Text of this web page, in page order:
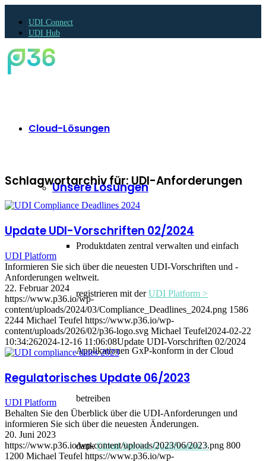
UDI Connect
UDI Hub
Cloud-Lösungen
Unsere Lösungen
Produktdaten zentral verwalten und einfach
registrieren mit derUDI Platform >
Applikationen GxP-konform in der Cloud
betreiben
dankCloud Service Qualification >
Schlagwortarchiv für:UDI-Anforderungen
Update UDI-Vorschriften 02/2024
UDI Platform
Informieren Sie sich über die neuesten UDI-Vorschriften und -
Anforderungen weltweit.
22. Februar 2024
https://www.p36.io/wp-
content/uploads/2024/03/Compliance_Deadlines_2024.png 1586
2244 Michael Teufel https://www.p36.io/wp-
content/uploads/2026/02/p36-logo.svg Michael Teufel2024-02-22
10:34:262024-12-16 11:06:08Update UDI-Vorschriften 02/2024
Regulatorisches Update 06/2023
UDI Platform
Behalten Sie den Überblick über die UDI-Anforderungen und
informieren Sie sich über die neuesten Änderungen.
20. Juni 2023
https://www.p36.io/wp-content/uploads/2023/06/2023.png 800
1200 Michael Teufel https://www.p36.io/wp-